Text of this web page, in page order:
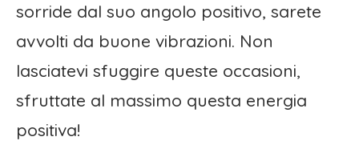
sorride dal suo angolo positivo, sarete
avvolti da buone vibrazioni. Non
lasciatevi sfuggire queste occasioni,
sfruttate al massimo questa energia
positiva!